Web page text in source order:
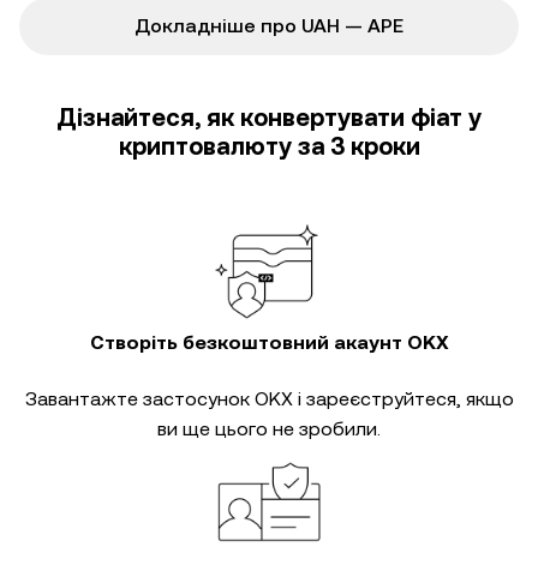
Докладніше про UAH — APE
Дізнайтеся, як конвертувати фіат у
криптовалюту за 3 кроки
Створіть безкоштовний акаунт OKX
Завантажте застосунок OKX і зареєструйтеся, якщо
ви ще цього не зробили.